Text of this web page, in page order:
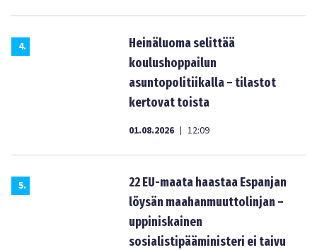
4.
Heinäluoma selittää
koulushoppailun
asuntopolitiikalla – tilastot
kertovat toista
01.08.2026 | 12:09
5.
22 EU-maata haastaa Espanjan
löysän maahanmuuttolinjan –
uppiniskainen
sosialistipääministeri ei taivu